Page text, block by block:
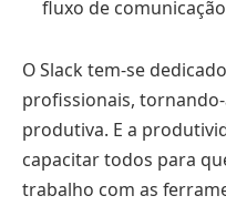
fluxo de
O Slack tem-se
profissionais,
produtiva. E a
capacitar todos para
trabalho com as